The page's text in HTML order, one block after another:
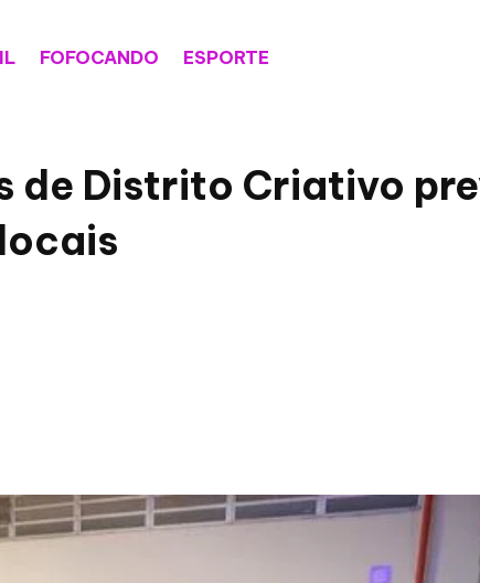
FOFOCANDO ESPORTE
de Distrito Criativo